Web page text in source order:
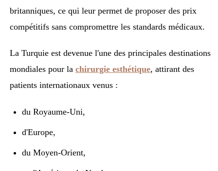
britanniques, ce qui leur permet de proposer des prix
compétitifs sans compromettre les standards médicaux.
La Turquie est devenue l'une des principales destinations
mondiales pour la chirurgie esthétique, attirant des
patients internationaux venus :
du Royaume-Uni,
d'Europe,
du Moyen-Orient,